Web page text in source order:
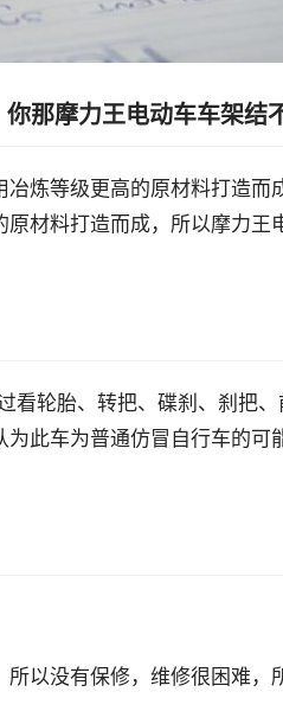
那摩力王电动车车架结
炼等级更高的原材料打造而
材料打造而成，所以摩力王
看轮胎、转把、碟刹、刹把
此车为普通仿冒自行车的可
以没有保修，维修很困难，